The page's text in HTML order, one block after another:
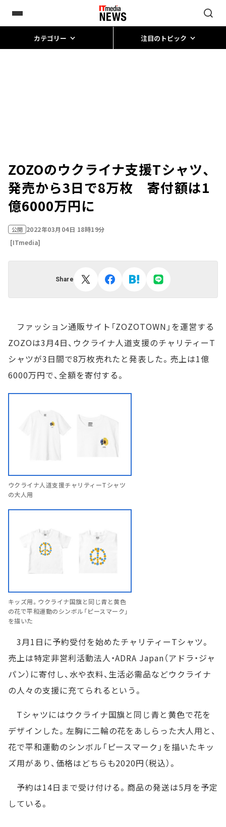
カテゴリー 注目のトピック
ZOZOのウクライナ支援Tシャツ、
発売から3日で8万枚 寄付額は1
億6000万円に
公開 2022年03月04日 18時19分
[ITmedia]
Share
ファッション通販サイト「ZOZOTOWN」を運営する
ZOZOは3月4日、ウクライナ人道支援のチャリティーT
シャツが3日間で8万枚売れたと発表した。売上は1億
6000万円で、全額を寄付する。
ウクライナ人道支援チャリティーTシャツ
の大人用
キッズ用。ウクライナ国旗と同じ青と黄色
の花で平和運動のシンボル「ピースマーク」
を描いた
3月1日に予約受付を始めたチャリティーTシャツ。
売上は特定非営利活動法人・ADRA Japan（アドラ・ジャ
パン）に寄付し、水や衣料、生活必需品などウクライナ
の人々の支援に充てられるという。
Tシャツにはウクライナ国旗と同じ青と黄色で花を
デザインした。左胸に二輪の花をあしらった大人用と、
花で平和運動のシンボル「ピースマーク」を描いたキッ
ズ用があり、価格はどちらも2020円（税込）。
予約は14日まで受け付ける。商品の発送は5月を予定
している。